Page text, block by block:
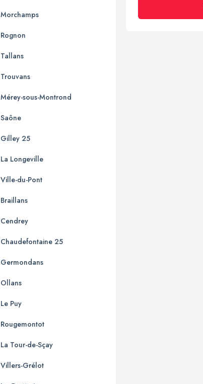
Morchamps
Rognon
Tallans
Trouvans
Mérey-sous-Montrond
Saône
Gilley 25
La Longeville
Ville-du-Pont
Braillans
Cendrey
Chaudefontaine 25
Germondans
Ollans
Le Puy
Rougemontot
La Tour-de-Sçay
Villers-Grélot